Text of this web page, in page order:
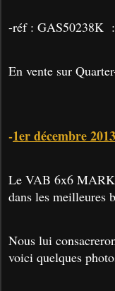
-réf : GAS50238K
En vente sur
-1er décembre 2013
Le VAB 6x6 MARK
dans les meilleures
Nous lui
voici quelques